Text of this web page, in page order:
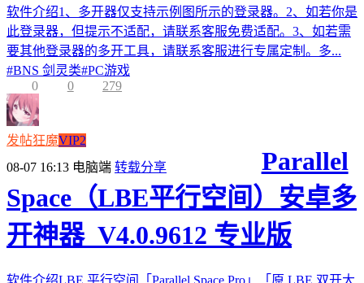
软件介绍1、多开器仅支持示例图所示的登录器。2、如若你是
此登录器，但提示不适配，请联系客服免费适配。3、如若需
要其他登录器的多开工具，请联系客服进行专属定制。多...
#BNS 剑灵类#PC游戏
0
0 279
发帖狂魔VIP2
08-07 16:13 电脑端 转载分享
Parallel
Space（LBE平行空间）安卓多
开神器_V4.0.9612 专业版
软件介绍LBE 平行空间「Parallel Space Pro」「原 LBE 双开大